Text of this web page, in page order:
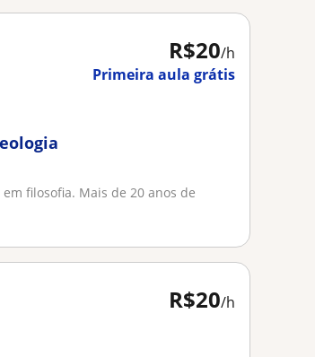
R$20/h
Primeira aula grátis
filosofia. Mais de 20 anos de
R$20/h